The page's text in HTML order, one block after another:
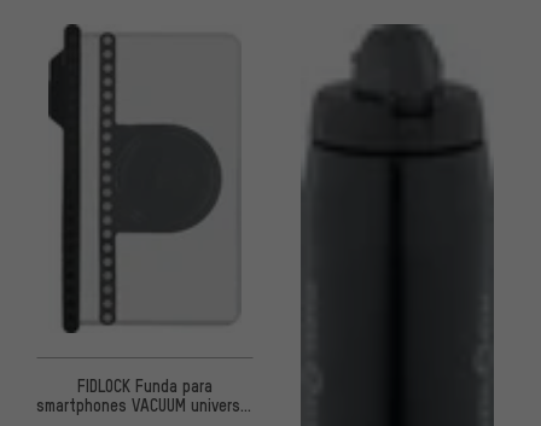
FIDLOCK Funda para
smartphones VACUUM universal